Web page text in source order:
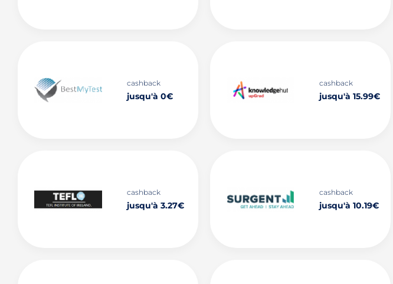
cashback
jusqu'à 0€
cashback
jusqu'à 15.99€
cashback
jusqu'à 3.27€
cashback
jusqu'à 10.19€